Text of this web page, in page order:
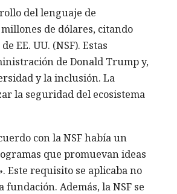
del lenguaje de
de dólares, citando
EE. UU. (NSF). Estas
de Donald Trump y,
y la inclusión. La
la seguridad del ecosistema
con la NSF había un
que promuevan ideas
Este requisito se aplicaba no
Además, la NSF se